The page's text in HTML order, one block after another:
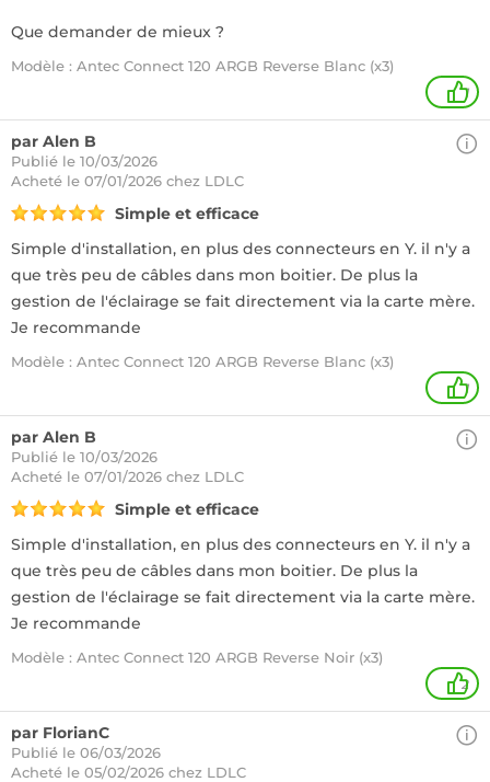
Que demander de mieux ?
Modèle : Antec Connect 120 ARGB Reverse Blanc (x3)
1
par Alen B
Publié le 10/03/2026
Acheté le 07/01/2026 chez LDLC
Simple et efficace
Simple d'installation, en plus des connecteurs en Y. il n'y a
que très peu de câbles dans mon boitier. De plus la
gestion de l'éclairage se fait directement via la carte mère.
Je recommande
Modèle : Antec Connect 120 ARGB Reverse Blanc (x3)
1
par Alen B
Publié le 10/03/2026
Acheté le 07/01/2026 chez LDLC
Simple et efficace
Simple d'installation, en plus des connecteurs en Y. il n'y a
que très peu de câbles dans mon boitier. De plus la
gestion de l'éclairage se fait directement via la carte mère.
Je recommande
Modèle : Antec Connect 120 ARGB Reverse Noir (x3)
2
par FlorianC
Publié le 06/03/2026
Acheté le 05/02/2026 chez LDLC